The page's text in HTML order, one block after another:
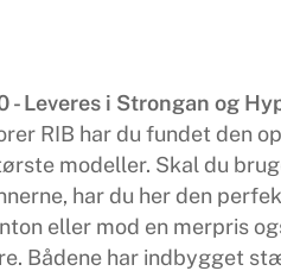
- Leveres i Strongan og
RIB har du fundet den
modeller. Skal du
har du her den
eller mod en merpris
Bådene har indbygget